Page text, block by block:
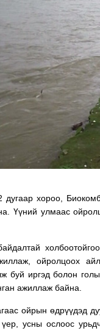
дугаар хороо,
Үүний улмаас
ойролцоох
буй иргэд болон
ажиллаж байна.
ойрын өдрүүдэд
үер, усны ослоос